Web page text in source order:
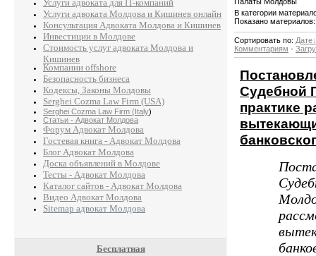
Услуги адвоката для IT-компаний
Услуги адвоката Молдова и Кишинев онлайн
Консультация Адвоката Молдова и Кишинев
Инвестиции в Молдове
Стоимость услуг адвоката Молдова и
Кишинев
Компании offshore
Безопасность бизнеса
Кодексы, Законы Молдовы
Serghei Cozma Law Firm (USA)
Serghei Cozma Law Firm (Italy)
Статьи - Адвокат Молдова
Форум Адвокат Молдова
Гостевая книга - Адвокат Молдова
Блог Адвокат Молдова
Доска объявлений в Молдове
Тесты - Адвокат Молдова
Каталог сайтов - Адвокат Молдова
Видео Адвокат Молдова
Sitemap адвокат Молдова
Бесплатная
В категории
Показано материалов
Сортировать по: Дате
Комментариям ·
Судебной
практике